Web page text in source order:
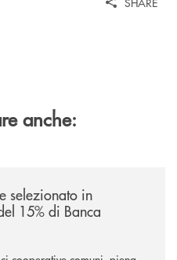
anche:
selezionato in
15% di Banca